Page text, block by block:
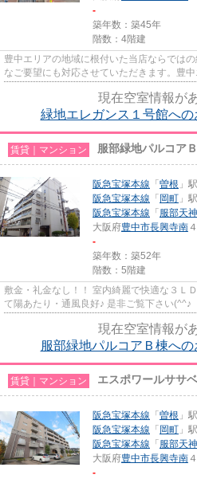
-
築年数：築45年
階数：4階建
豊中エリアの地域に根付いた当店ならでは
なご要望にも対応させていただきます。豊
現在空室情報が
緑地エレガンス１号館へ
賃貸｜マンション 服部緑地パルコア
阪急宝塚本線 「 曽根 」
阪急宝塚本線 「 岡町 」
阪急宝塚本線 「 服部天神
大阪府豊中市長興寺南
-
築年数：築52年
階数：5階建
敷金・礼金なし！！ 室内綺麗で快適な３Ｌ
て陽あたり・通風良好♪ 是非ご覧下さい(^^♪
現在空室情報が
服部緑地パルコアＢ棟へ
賃貸｜マンション エスポワールササベ
阪急宝塚本線 「 曽根 」
阪急宝塚本線 「 岡町 」
阪急宝塚本線 「 服部天神
大阪府豊中市長興寺南
-